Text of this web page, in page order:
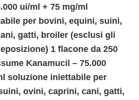
ui/ml + 75 mg/ml
per bovini, equini, suini,
gatti, broiler (esclusi gli
1 flacone da 250
Kanamucil – 75.000
soluzione iniettabile per
ovini, caprini, cani, gatti,